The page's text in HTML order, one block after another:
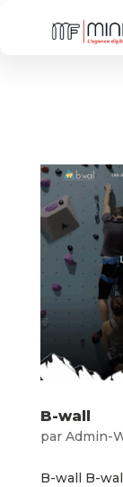
B-wall
par Admin-
B-wall B-